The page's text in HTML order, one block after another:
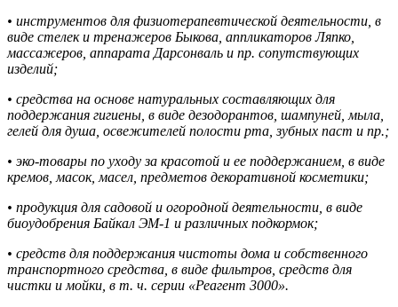
• инструментов для физиотерапевтической деятельности, в
виде стелек и тренажеров Быкова, аппликаторов Ляпко,
массажеров, аппарата Дарсонваль и пр. сопутствующих
изделий;
• средства на основе натуральных составляющих для
поддержания гигиены, в виде дезодорантов, шампуней, мыла,
гелей для душа, освежителей полости рта, зубных паст и пр.;
• эко-товары по уходу за красотой и ее поддержанием, в виде
кремов, масок, масел, предметов декоративной косметики;
• продукция для садовой и огородной деятельности, в виде
биоудобрения Байкал ЭМ-1 и различных подкормок;
• средств для поддержания чистоты дома и собственного
транспортного средства, в виде фильтров, средств для
чистки и мойки, в т. ч. серии «Реагент 3000».